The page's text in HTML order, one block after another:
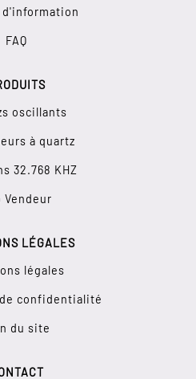
FAQ
oscillants
à quartz
32.768 KHZ
Vendeur
LÉGALES
légales
confidentialité
du site